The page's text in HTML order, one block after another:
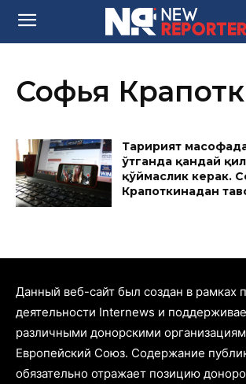
Софья
Таҳририят
ўтганда қандай
қўймаслик керак.
Крапоткинадан
Данный веб-сайт был создан в рамках
деятельности Internews и
различными донорскими
Европейский Союз. Содержание
обязательно отражает позицию